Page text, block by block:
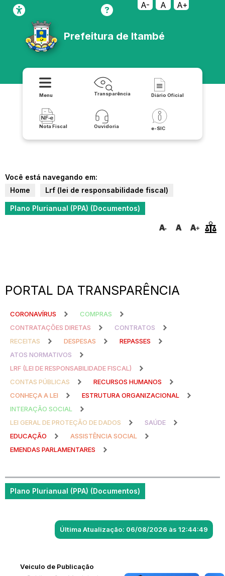
A- A A+
Prefeitura de Itambé
Menu Transparência Diário Oficial
Nota Fiscal Ouvidoria e-SIC
Você está navegando em:
Home
Lrf (lei de responsabilidade fiscal)
Plano Plurianual (PPA) (Documentos)
PORTAL DA TRANSPARÊNCIA
CORONAVÍRUS
COMPRAS
CONTRATAÇÕES DIRETAS
CONTRATOS
RECEITAS
DESPESAS
REPASSES
ATOS NORMATIVOS
LRF (LEI DE RESPONSABILIDADE FISCAL)
CONTAS PÚBLICAS
RECURSOS HUMANOS
CONHEÇA A LEI
ESTRUTURA ORGANIZACIONAL
INTERAÇÃO SOCIAL
LEI GERAL DE PROTEÇÃO DE DADOS
SAÚDE
EDUCAÇÃO
ASSISTÊNCIA SOCIAL
EMENDAS PARLAMENTARES
Plano Plurianual (PPA) (Documentos)
Última Atualização: 06/08/2026 às 12:44:49
Veiculo de Publicação